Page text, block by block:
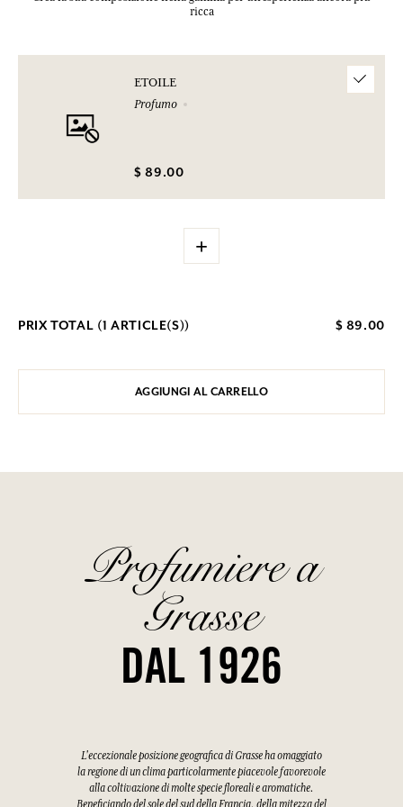
ricca
ETOILE
Profumo
$ 89.00
+
PRIX TOTAL (1 ARTICLE(S)) $ 89.00
AGGIUNGI AL CARRELLO
Profumiere a
Grasse
DAL 1926
L'eccezionale posizione geografica di Grasse ha omaggiato
la regione di un clima particolarmente piacevole favorevole
alla coltivazione di molte specie floreali e aromatiche.
Beneficiando del sole del sud della Francia, della mitezza del